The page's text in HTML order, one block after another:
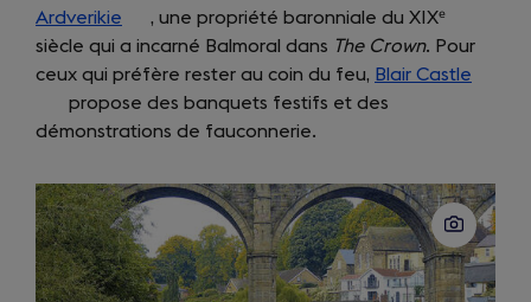
Ardverikie (opens
in
a
new
tab)
, une propriété baronniale du XIXᵉ
siècle qui a incarné Balmoral dans The Crown. Pour
ceux qui préfère rester au coin du feu, Blair Castle
tab)
propose des banquets festifs et des
démonstrations de fauconnerie.